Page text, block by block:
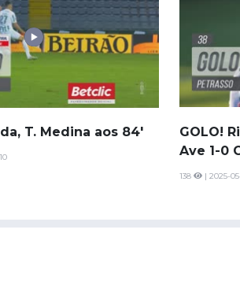
T. Medina aos 84'
GOLO!
Ave 1-0
138 | 2025-